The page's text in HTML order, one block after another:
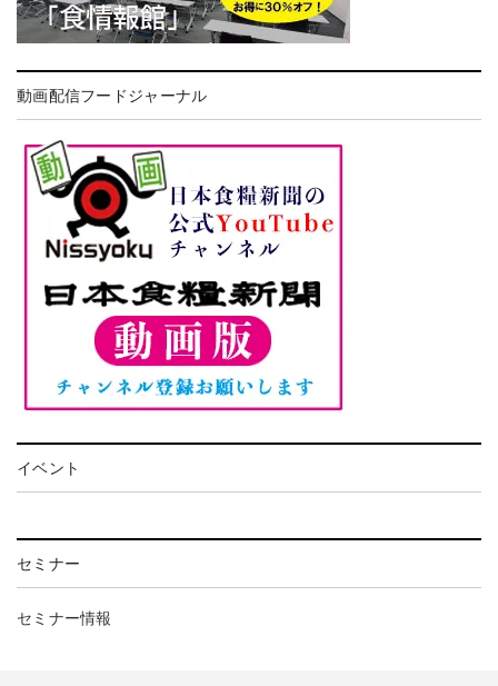
動画配信フードジャーナル
イベント
セミナー
セミナー情報